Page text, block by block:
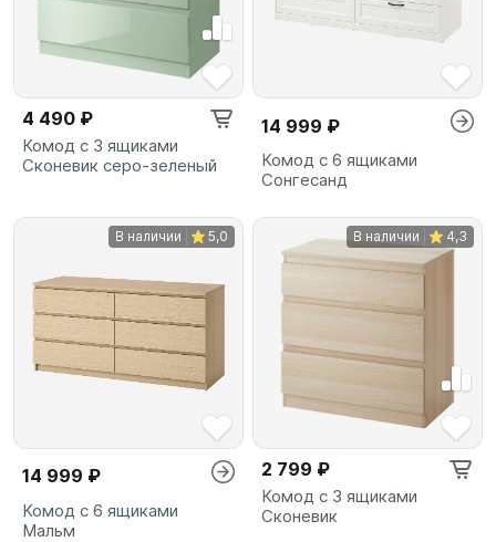
4 490 ₽
Комод с 3 ящиками
Сконевик серо-зеленый
14 999 ₽
Комод с 6 ящиками
Сонгесанд
В наличии 5,0
14 999 ₽
Комод с 6 ящиками
Мальм
В наличии 4,3
2 799 ₽
Комод с 3 ящиками
Сконевик